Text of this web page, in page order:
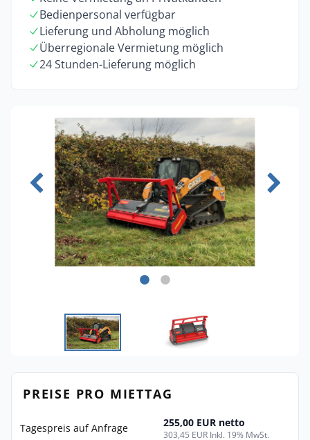
Bedienpersonal verfügbar
Lieferung und Abholung möglich
Überregionale Vermietung möglich
24 Stunden-Lieferung möglich
PREISE PRO MIETTAG
Tagespreis auf Anfrage 255,00 EUR netto
303,45 EUR Inkl. 19% MwSt.